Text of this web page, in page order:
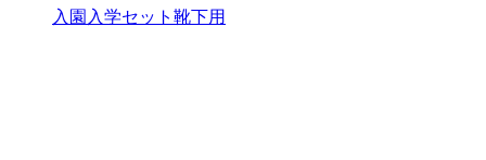
入園入学セット靴下用